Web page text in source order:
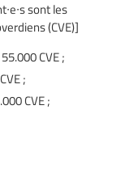
sont les
(CVE)]
CVE ;
;
CVE ;